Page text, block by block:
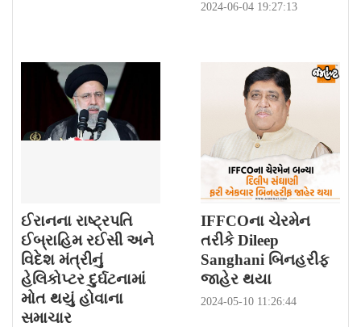
2024-06-04 19:27:13
ઈરાનના રાષ્ટ્રપતિ
ઈબ્રાહિમ રઈસી અને
વિદેશ મંત્રીનું
હેલિકોપ્ટર દુર્ઘટનામાં
મોત થયું હોવાના
સમાચાર
IFFCOના ચેરમેન
તરીકે Dileep
Sanghani બિનહરીફ
જાહેર થયા
2024-05-10 11:26:44